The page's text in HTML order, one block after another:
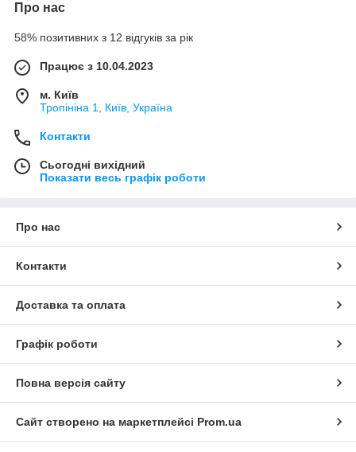
Про нас
58% позитивних з 12 відгуків за рік
Працює з 10.04.2023
м. Київ
Тропініна 1, Київ, Україна
Контакти
Сьогодні вихідний
Показати весь графік роботи
Про нас
Контакти
Доставка та оплата
Графік роботи
Повна версія сайту
Сайт створено на маркетплейсі Prom.ua